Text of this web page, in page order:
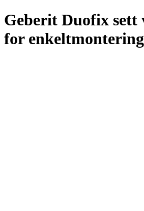
Geberit Duofix sett
for enkeltmontering